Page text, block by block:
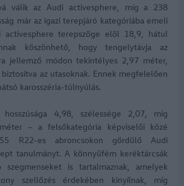
válik az Audi activesphere, míg a 238
már az igazi terepjáró kategóriába emeli
terepszöge elöl 18,9, hátul
köszönhető, hogy tengelytávja az
jellemző módon tekintélyes 2,97 méter,
az utasoknak. Ennek megfelelően
karosszéria-túlnyúlás.
4,98, szélessége 2,07, míg
– a felsőkategória képviselői közé
R22-es abroncsokon gördülő Audi
tanulmányt. A könnyűfém keréktárcsák
szegmenseket is tartalmaznak, amelyek
szellőzés érdekében kinyílnak, míg